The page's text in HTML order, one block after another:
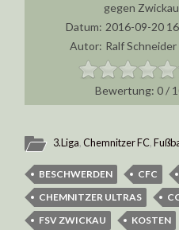
gegen
Datum: 2016-09-20
Autor: Ralf Schneider
0/
3.Liga,Chemnitzer FC,
BESCHWERDEN CFC
CHEMNITZER ULTRAS
FSV ZWICKAU
KOSTEN